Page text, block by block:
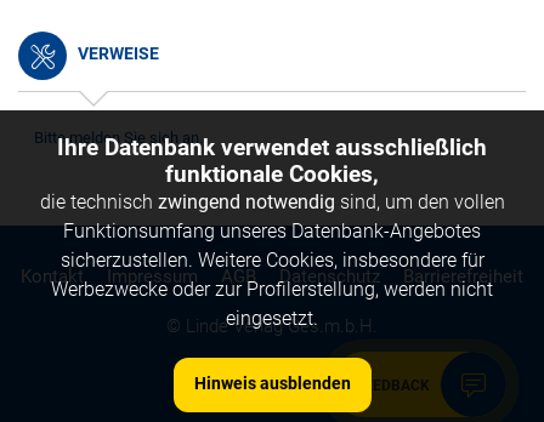
FEEDBACK
VERWEISE
Bitte melden Sie sich an.
© Linde Verlag Ges.m.b.H.
Kontakt Impressum AGB Datenschutz Barrierefreiheit
Ihre Datenbank verwendet ausschließlich
funktionale Cookies,
die technisch zwingend notwendig sind, um den vollen
Funktionsumfang unseres Datenbank-Angebotes
sicherzustellen. Weitere Cookies, insbesondere für
Werbezwecke oder zur Profilerstellung, werden nicht
eingesetzt.
Hinweis ausblenden